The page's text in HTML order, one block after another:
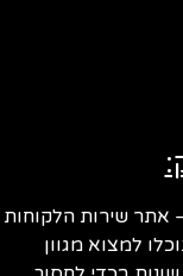
שירות הלקוחות
למצוא מגוון